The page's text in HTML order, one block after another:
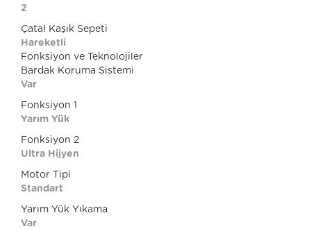
2
Çatal Kaşık Sepeti
Hareketli
Fonksiyon ve Teknolojiler
Bardak Koruma Sistemi
Var
Fonksiyon 1
Yarım Yük
Fonksiyon 2
Ultra Hijyen
Motor Tipi
Standart
Yarım Yük Yıkama
Var